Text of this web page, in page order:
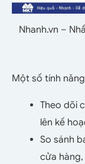
Nhanh.vn –
Một số tính
Theo dõi
lên kế
So sánh
cửa